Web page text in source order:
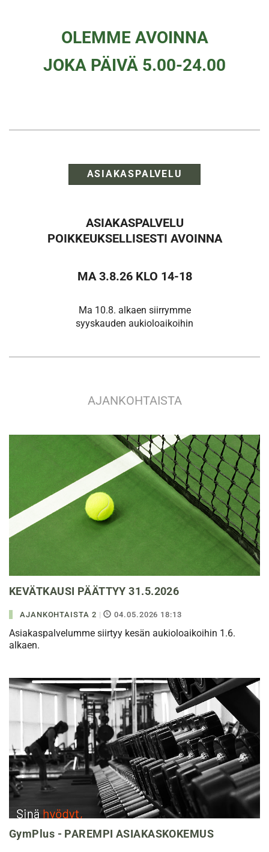
OLEMME AVOINNA
JOKA PÄIVÄ 5.00-24.00
ASIAKASPALVELU
ASIAKASPALVELU
POIKKEUKSELLISESTI AVOINNA
MA3.8.26 KLO 14-18
Ma 10.8. alkaen siirrymme
syyskauden aukioloaikoihin
AJANKOHTAISTA
KEVÄTKAUSI PÄÄTTYY 31.5.2026
AJANKOHTAISTA 2 | 04.05.2026 18:13
Asiakaspalvelumme siirtyy kesän aukioloaikoihin 1.6.
alkaen.
GymPlus - PAREMPI ASIAKASKOKEMUS